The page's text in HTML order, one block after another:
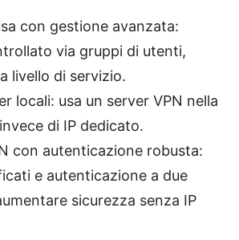
con gestione avanzata:
via gruppi di utenti,
livello di servizio.
locali: usa un server VPN nella
di IP dedicato.
con autenticazione robusta:
e autenticazione a due
sicurezza senza IP